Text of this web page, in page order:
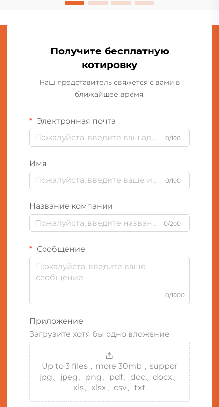
Получите бесплатную
котировку
Наш представитель свяжется с вами в
ближайшее время.
Электронная почта
0/100
Имя
0/100
Название компании
0/200
Сообщение
0/1000
Приложение
Загрузите хотя бы одно вложение
Up to 3 files，more 30mb，suppor
jpg、jpeg、png、pdf、doc、docx、
xls、xlsx、csv、txt